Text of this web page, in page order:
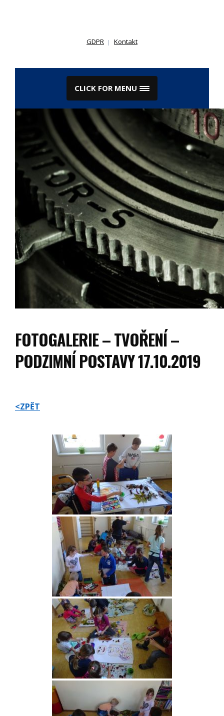
GDPR Kontakt
CLICK FOR MENU
FOTOGALERIE – TVOŘENÍ –
PODZIMNÍ POSTAVY 17.10.2019
<ZPĚT